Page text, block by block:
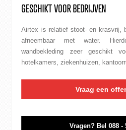
GESCHIKT VOOR BEDRIJVEN
Airtex is relatief stoot- en krasvrij,
afneembaar met water.
wandbekleding zeer geschikt
hotelkamers, ziekenhuizen,
Vraag een
Vragen? Bel 088 -